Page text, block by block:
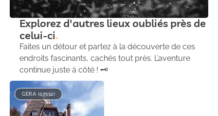
Explorez d'autres lieux oubliés près de
celui-ci
Faites un détour et partez à la découverte de ces
endroits fascinants, cachés tout près. L’aventure
continue juste à côté ! 🗝️
GERA (07552)